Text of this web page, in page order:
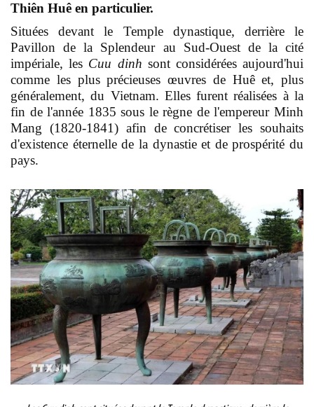
Thiên Huê en particulier.
Situées devant le Temple dynastique, derrière le
Pavillon de la Splendeur au Sud-Ouest de la cité
impériale, les Cuu dinh sont considérées aujourd'hui
comme les plus précieuses œuvres de Huê et, plus
généralement, du Vietnam. Elles furent réalisées à la
fin de l'année 1835 sous le règne de l'empereur Minh
Mang (1820-1841) afin de concrétiser les souhaits
d'existence éternelle de la dynastie et de prospérité du
pays.